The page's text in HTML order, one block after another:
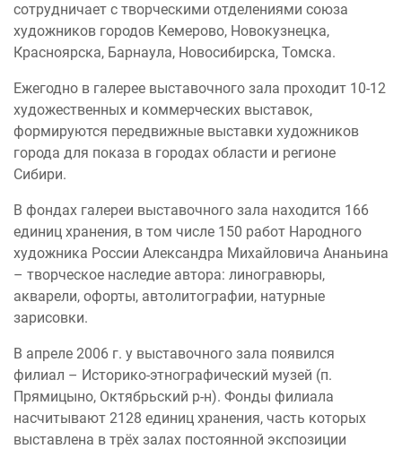
сотрудничает с творческими отделениями союза
художников городов Кемерово, Новокузнецка,
Красноярска, Барнаула, Новосибирска, Томска.
Ежегодно в галерее выставочного зала проходит 10-12
художественных и коммерческих выставок,
формируются передвижные выставки художников
города для показа в городах области и регионе
Сибири.
В фондах галереи выставочного зала находится 166
единиц хранения, в том числе 150 работ Народного
художника России Александра Михайловича Ананьина
– творческое наследие автора: линогравюры,
акварели, офорты, автолитографии, натурные
зарисовки.
В апреле 2006 г. у выставочного зала появился
филиал – Историко-этнографический музей (п.
Прямицыно, Октябрьский р-н). Фонды филиала
насчитывают 2128 единиц хранения, часть которых
выставлена в трёх залах постоянной экспозиции